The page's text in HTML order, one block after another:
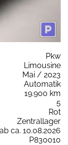
Pkw
Limousine
Mai / 2023
Automatik
19.900 km
5
Rot
Zentrallager
ab ca. 10.08.2026
P830010